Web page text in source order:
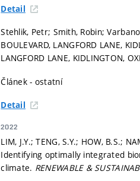
Detail
Stehlik, Petr; Smith, Robin;
BOULEVARD, LANGFORD LANE,
LANGFORD LANE, KIDLINGTON,
Článek - ostatní
Detail
2022
LIM, J.Y.; TENG, S.Y.; HOW, B.S.;
Identifying optimally integrated
climate. RENEWABLE &